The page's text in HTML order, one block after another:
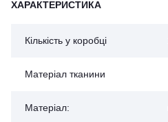
ХАРАКТЕРИСТИКА
Кількість у коробці
Матеріал тканини
Матеріал: